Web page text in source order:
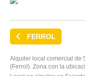
FERROL
Alquiler local comercial de
(Ferrol). Zona con la